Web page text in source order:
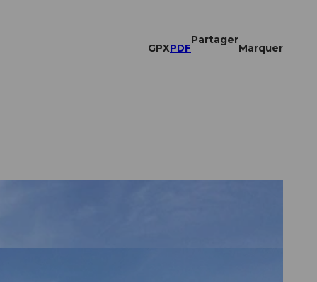
GPXPDF
Partager
Marquer